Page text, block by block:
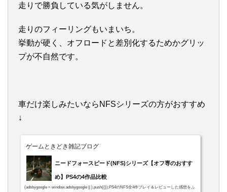
走りで勝負している気がしません。
走りのフィーリングもいまいち。
挙動が硬く、オフロードと差別化するためかグリッ
プが不自然です。
車だけ楽しみたいならNFSシリーズの方がおすすめ
↓
ゲームときどき雑記ブログ
ニードフォースピード(NFS)シリーズ【オフ専のおすす
め】PS4の4作品比較
(adsbygoogle = window.adsbygoogle || ).push({});PS4のNFS全4作プレイ＆レビューした感想をふ